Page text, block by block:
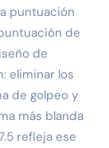
puntuación
de
de
eliminar los
de golpeo y
más blanda
refleja ese